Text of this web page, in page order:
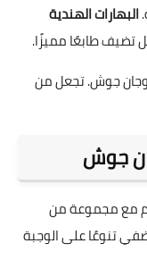
البهارات الهندية
تضيف طابعًا مميزًا.
جوش. تجعل من
جوش
مع مجموعة من
تنوعًا على الوجبة